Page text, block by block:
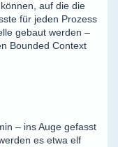
auf die die
für jeden Prozess
gebaut werden –
Bounded Context
– ins Auge gefasst
es etwa elf